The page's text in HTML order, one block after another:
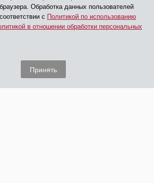
Обработка данных пользователей
с Политикой по использованию
в отношении обработки персональных
Принять